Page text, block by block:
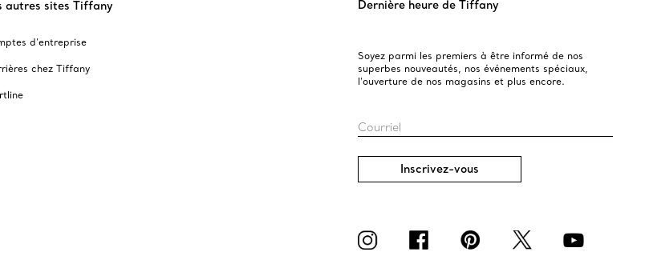
autres sites Tiffany
d’entreprise
chez Tiffany
Dernière heure de Tiffany
Soyez parmi les premiers à être informé de nos
superbes nouveautés, nos événements spéciaux,
l’ouverture de nos magasins et plus encore.
Courriel
Inscrivez-vous